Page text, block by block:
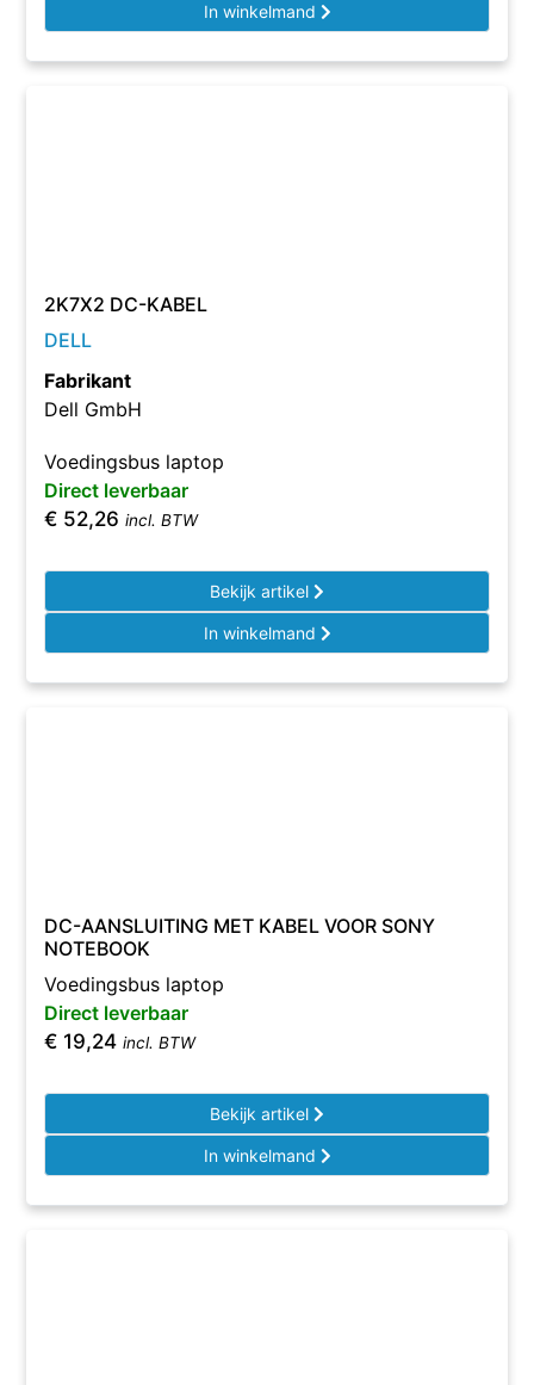
In winkelmand
2K7X2 DC-KABEL
DELL
Fabrikant
Dell GmbH
Voedingsbus laptop
Direct leverbaar
€ 52,26 incl. BTW
Bekijk artikel
In winkelmand
DC-AANSLUITING MET KABEL VOOR SONY
NOTEBOOK
Voedingsbus laptop
Direct leverbaar
€ 19,24 incl. BTW
Bekijk artikel
In winkelmand